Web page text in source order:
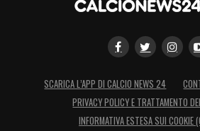
SCARICA L’APP DI CALCIO NEWS 24
PRIVACY POLICY E TRATTAMENTO
INFORMATIVA ESTESA SUI COOKIE